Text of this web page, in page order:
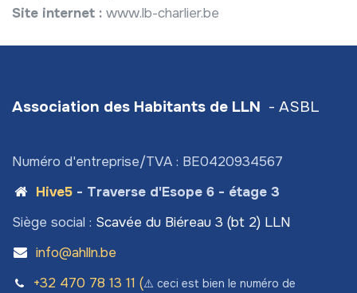
Site internet : www.lb-charlier.be
Association des Habitants de LLN - ASBL
Numéro d'entreprise/TVA : BE0420934567
Hive5- Traverse d'Esope 6 - étage 3
Siège social : Scavée du Biéreau 3 (bt 2) LLN
info@ahlln.be
+32 470 78​ 13 11 (⚠️ ceci est bien le numéro de